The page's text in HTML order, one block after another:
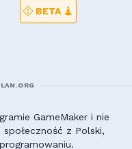
BETA
GameMaker i nie
z Polski,